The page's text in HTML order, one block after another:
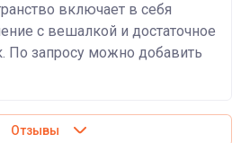
включает в себя
с вешалкой и достаточное
По запросу можно добавить
Отзывы